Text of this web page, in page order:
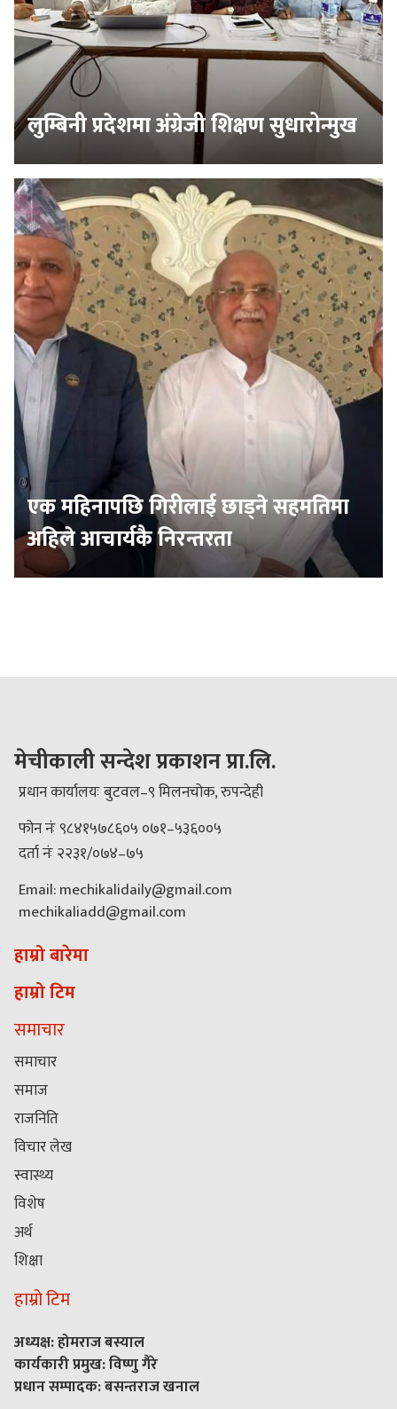
लुम्बिनी प्रदेशमा अंग्रेजी शिक्षण सुधारोन्मुख
एक महिनापछि गिरीलाई छाड्ने सहमतिमा
अहिले आचार्यकै निरन्तरता
मेचीकाली सन्देश प्रकाशन प्रा.लि.
प्रधान कार्यालयः बुटवल–९ मिलनचोक, रुपन्देही
फोन नंः ९८४१५७८६०५ ०७१–५३६००५
दर्ता नंः २२३१/०७४–७५
Email: mechikalidaily@gmail.com
mechikaliadd@gmail.com
हाम्रो बारेमा
हाम्रो टिम
समाचार
समाचार
समाज
राजनिति
विचार लेख
स्वास्थ्य
विशेष
अर्थ
शिक्षा
हाम्रो टिम
अध्यक्ष: होमराज बस्याल
कार्यकारी प्रमुख: विष्णु गैरे
प्रधान सम्पादक: बसन्तराज खनाल